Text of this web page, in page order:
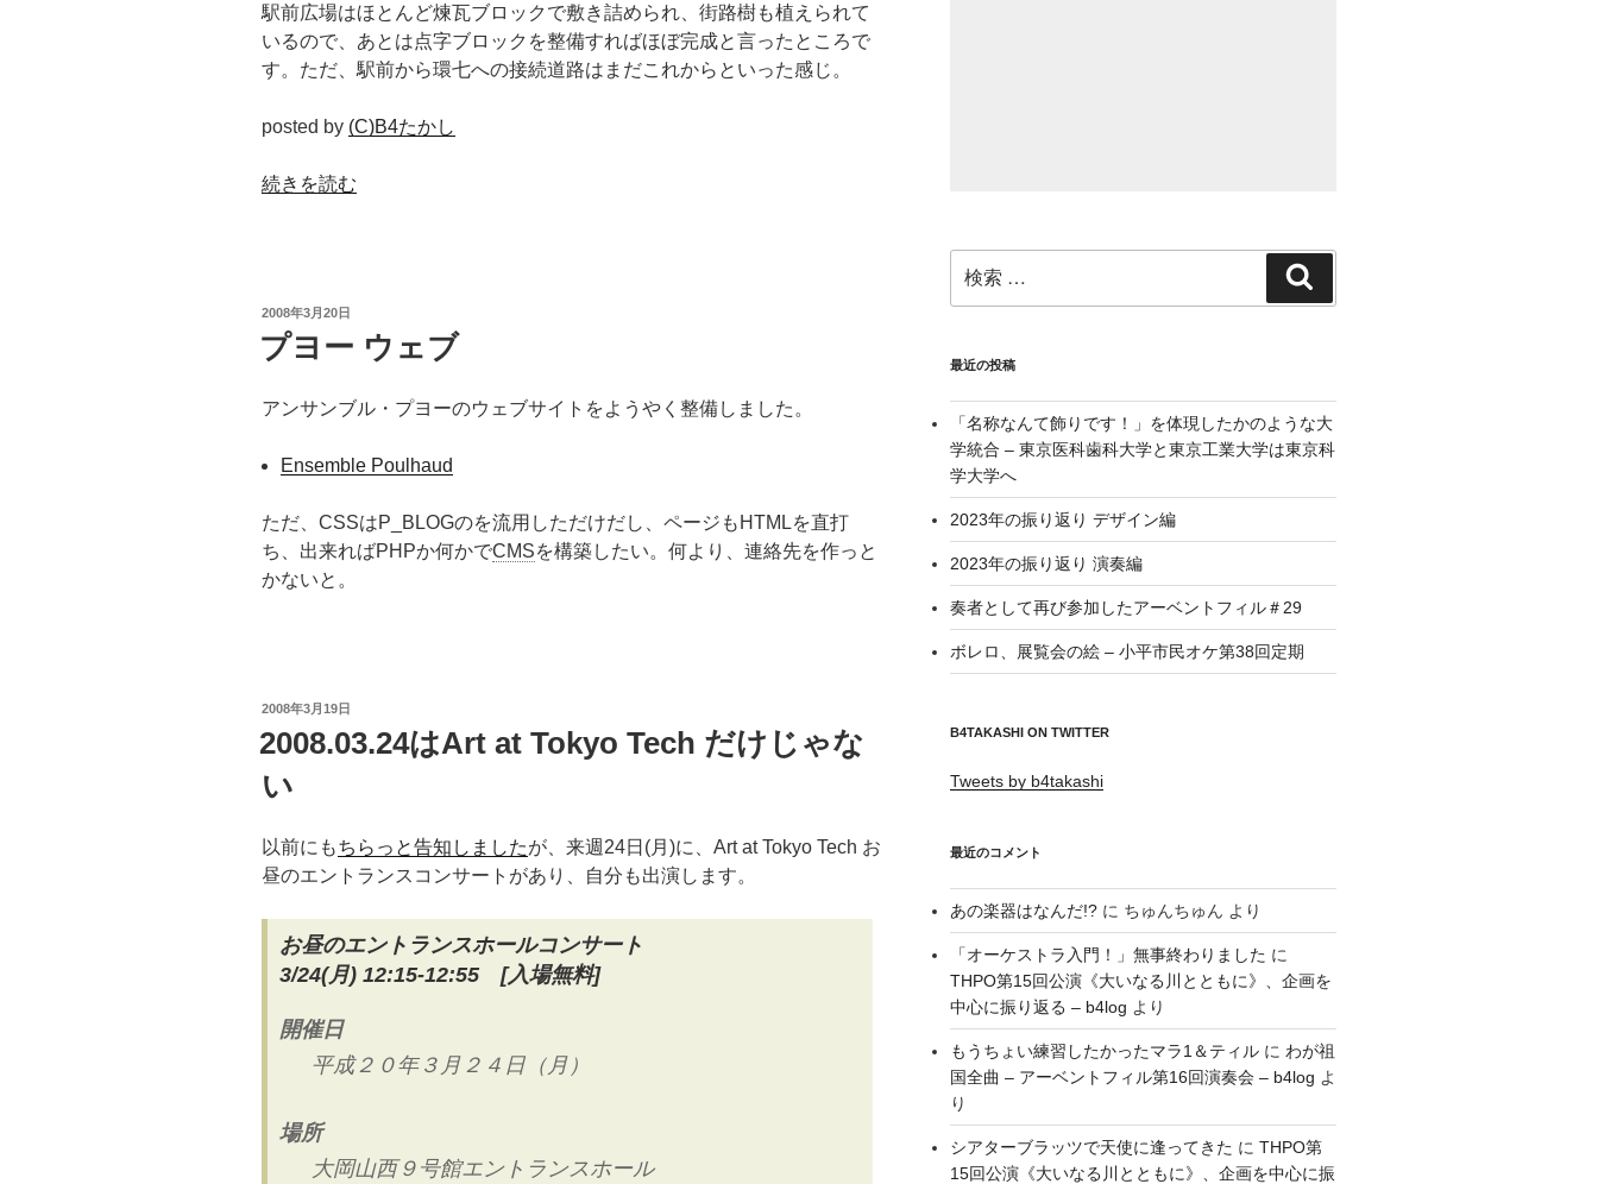
駅前広場はほとんど煉瓦ブロックで敷き詰められ、街路樹も植えられて
いるので、あとは点字ブロックを整備すればほぼ完成と言ったところで
す。ただ、駅前から環七への接続道路はまだこれからといった感じ。
posted by (C)B4たかし
“大
2008.03.21”
続きを読む
投
日:
2008年3月20日
プヨー ウェブ
アンサンブル・プヨーのウェブサイトをようやく整備しました。
Ensemble Poulhaud
ただ、CSSはP_BLOGのを流用しただけだし、ページもHTMLを直打
ち、出来ればPHPか何かでCMSを構築したい。何より、連絡先を作っと
かないと。
投
日:
2008年3月19日
2008.03.24はArt at Tokyo Tech だけじゃな
い
以前にもちらっと告知しましたが、来週24日(月)に、Art at Tokyo Tech お
昼のエントランスコンサートがあり、自分も出演します。
お昼のエントランスホールコンサート
3/24(月) 12:15-12:55 [入場無料]
開催日
平成２０年３月２４日（月）
場所
大岡山西９号館エントランスホール
索:
索
最近の投稿
「名称なんて飾りです！」を体現したかのような大
学統合 – 東京医科歯科大学と東京工業大学は東京科
学大学へ
2023年の振り返り デザイン編
2023年の振り返り 演奏編
奏者として再び参加したアーベントフィル＃29
ボレロ、展覧会の絵 – 小平市民オケ第38回定期
B4TAKASHI ON TWITTER
Tweets by b4takashi
最近のコメント
あの楽器はなんだ!?に ちゅんちゅん より
「オーケストラ入門！」無事終わりました に
THPO第15回公演《大いなる川とともに》、企画を
中心に振り返る – b4log より
もうちょい練習したかったマラ1＆ティルに わが祖
国全曲 – アーベントフィル第16回演奏会 – b4log よ
り
シアターブラッツで天使に逢ってきた に THPO第
15回公演《大いなる川とともに》、企画を中心に振